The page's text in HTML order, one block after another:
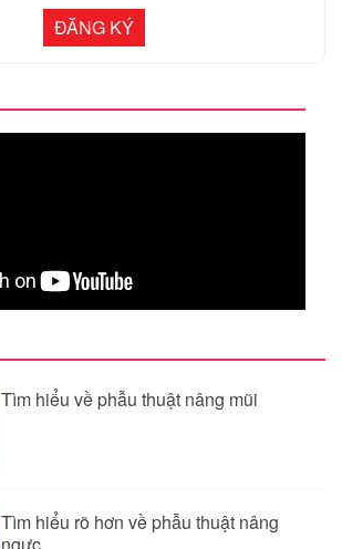
Tìm hiểu về phẫu thuật nâng mũi
Tìm hiểu rõ hơn về phẫu thuật nâng